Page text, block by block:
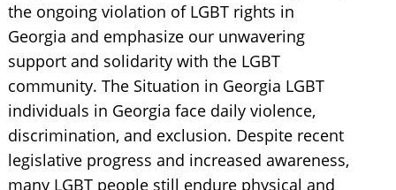
the ongoing violation of LGBT rights in
Georgia and emphasize our unwavering
support and solidarity with the LGBT
community. The Situation in Georgia LGBT
individuals in Georgia face daily violence,
discrimination, and exclusion. Despite recent
legislative progress and increased awareness,
many LGBT people still endure physical and